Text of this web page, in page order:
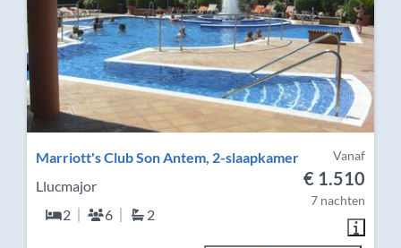
Vanaf
€ 1.510
7 nachten
Marriott's Club Son Antem, 2-slaapkamer
Llucmajor
2
6 2